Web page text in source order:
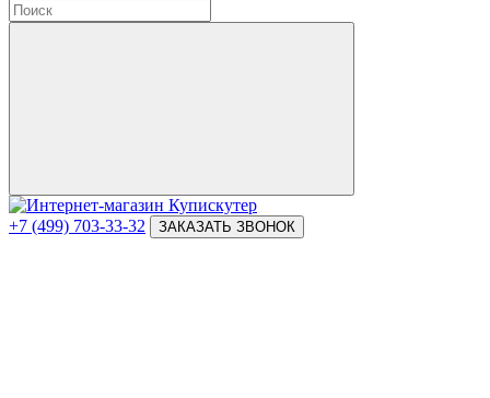
+7 (499) 703-33-32 ЗАКАЗАТЬ ЗВОНОК